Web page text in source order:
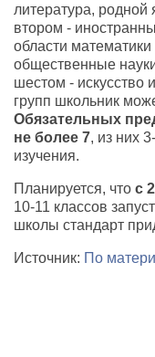
литература, родной
втором -
области
общественные
шестом - искусство
групп школьник
Обязательных
не более 7, из них
изучения.
Планируется, что с
10-11 классов
школы стандарт
Источник: По